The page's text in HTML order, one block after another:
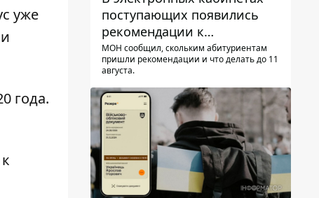
уже
года.
поступающих появились
рекомендации к
зачислению на бакалавриат
и в магистратуру – что
МОН сообщил, скольким абитуриентам
пришли рекомендации и что делать до 11
августа.